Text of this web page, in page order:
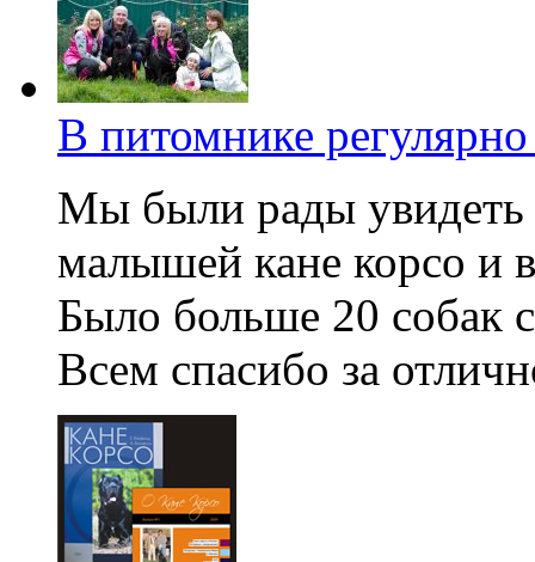
В питомнике
Мы были рады увидеть
малышей кане корсо и
Было больше 20 собак
Всем спасибо за